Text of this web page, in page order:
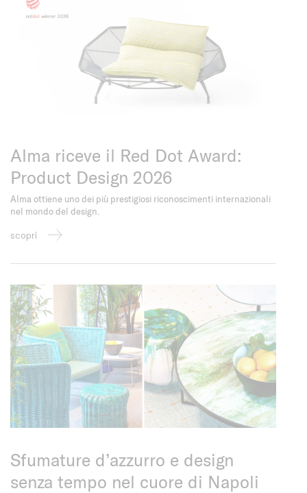
Alma riceve il Red Dot Award:
Product Design 2026
Alma ottiene uno dei più prestigiosi riconoscimenti internazionali
nel mondo del design.
scopri
Sfumature d’azzurro e design
senza tempo nel cuore di Napoli